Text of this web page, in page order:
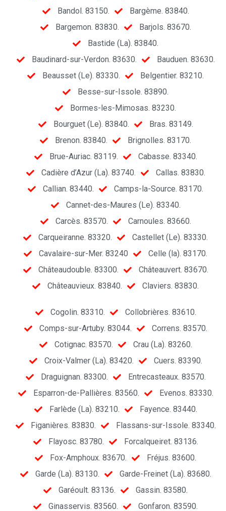
Bandol. 83150.
Bargème. 83840.
Bargemon. 83830.
Barjols. 83670.
Bastide (La). 83840.
Baudinard-sur-Verdon. 83630.
Bauduen. 83630.
Beausset (Le). 83330.
Belgentier. 83210.
Besse-sur-Issole. 83890.
Bormes-les-Mimosas. 83230.
Bourguet (Le). 83840.
Bras. 83149.
Brenon. 83840.
Brignolles. 83170.
Brue-Auriac. 83119.
Cabasse. 83340.
Cadière d’Azur (La). 83740.
Callas. 83830.
Callian. 83440.
Camps-la-Source. 83170.
Cannet-des-Maures (Le). 83340.
Carcès. 83570.
Carnoules. 83660.
Carqueiranne. 83320.
Castellet (Le). 83330.
Cavalaire-sur-Mer. 83240
Celle (la). 83170.
Châteaudouble. 83300.
Châteauvert. 83670.
Châteauvieux. 83840.
Claviers. 83830.
Cogolin. 83310.
Collobrières. 83610.
Comps-sur-Artuby. 83044.
Correns. 83570.
Cotignac. 83570.
Crau (La). 83260.
Croix-Valmer (La). 83420.
Cuers. 83390.
Draguignan. 83300.
Entrecasteaux. 83570.
Esparron-de-Pallières. 83560.
Evenos. 83330.
Farlède (La). 83210.
Fayence. 83440.
Figanières. 83830.
Flassans-sur-Issole. 83340.
Flayosc. 83780.
Forcalqueiret. 83136.
Fox-Amphoux. 83670.
Fréjus. 83600.
Garde (La). 83130.
Garde-Freinet (La). 83680.
Garéoult. 83136.
Gassin. 83580.
Ginasservis. 83560.
Gonfaron. 83590.